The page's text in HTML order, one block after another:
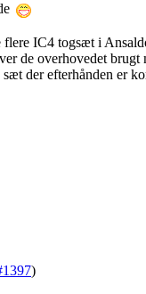
flere IC4 togsæt i
de overhovedet brugt
der efterhånden er
)